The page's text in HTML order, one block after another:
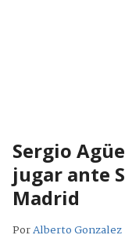
Sergio
jugar ante
Madrid
PorAlberto Gonzalez